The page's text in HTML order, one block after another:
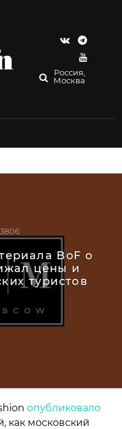
Россия,
Москва
3806
BoF о
цены и
туристов
опубликовало
как московский